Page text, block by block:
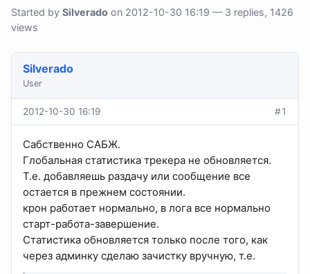
Started by Silverado on 2012-10-30 16:19 — 3 replies, 1426
views
Silverado
User
2012-10-30 16:19 #1
Сабственно САБЖ.
Глобальная статистика трекера не обновляется.
Т.е. добавляешь раздачу или сообщение все
остается в прежнем состоянии.
крон работает нормально, в лога все нормально
старт-работа-завершение.
Статистика обновляется только после того, как
через админку сделаю зачистку вручную, т.е.